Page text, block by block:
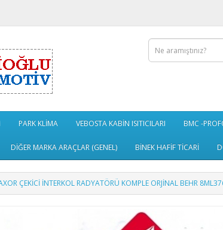
PARK KLİMA VEBOSTA KABİN ISITICILARI BMC -
DİĞER MARKA ARAÇLAR (GENEL) BİNEK HAFİF TİCARİ
ÇEKİCİ İNTERKOL RADYATÖRÜ KOMPLE ORJİNAL BEHR